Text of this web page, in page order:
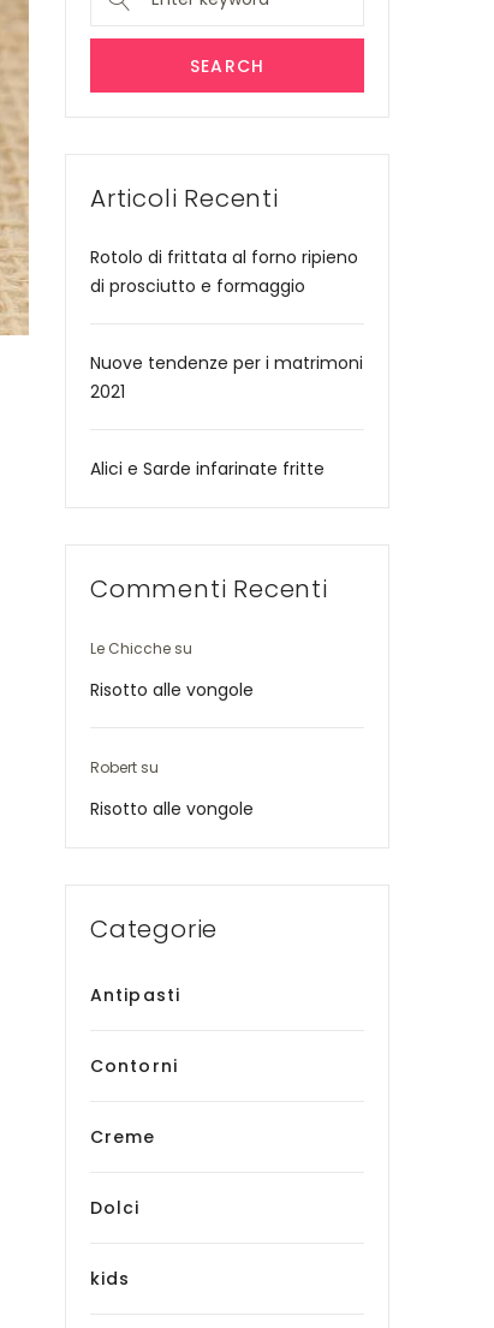
SEARCH
Articoli Recenti
Rotolo di frittata al forno ripieno
di prosciutto e formaggio
Nuove tendenze per i matrimoni
2021
Alici e Sarde infarinate fritte
Commenti Recenti
Le Chicche su
Risotto alle vongole
Robert su
Risotto alle vongole
Categorie
Antipasti
Contorni
Creme
Dolci
kids